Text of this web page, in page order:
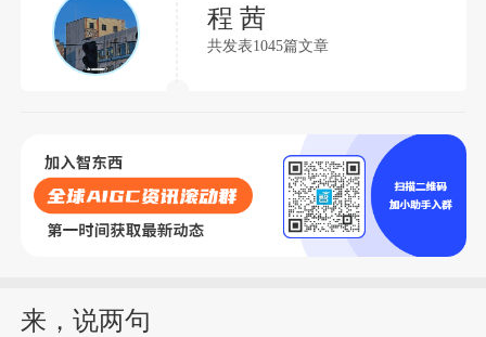
程 茜
共发表1045篇文章
来，说两句